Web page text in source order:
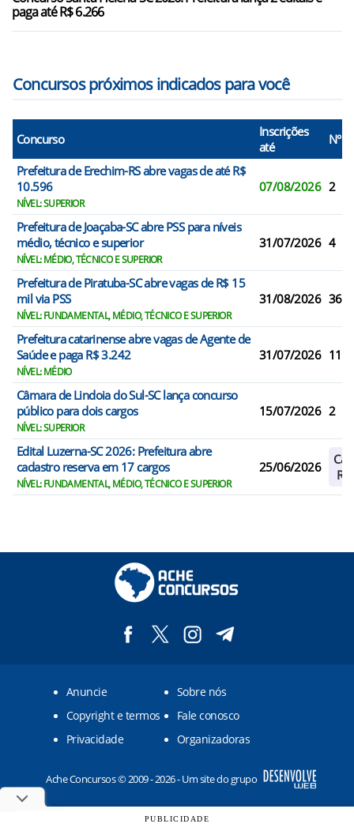
Três Arroios/RS
paga até R$ 6.266
Concursos próximos indicados para você
Concurso
Inscrições
até
N°
Prefeitura de Erechim-RS abre vagas de até R$
10.596
NÍVEL: SUPERIOR
07/08/2026 2
Prefeitura de Joaçaba-SC abre PSS para níveis
médio, técnico e superior
NÍVEL: MÉDIO, TÉCNICO E SUPERIOR
31/07/2026 4
Prefeitura de Piratuba-SC abre vagas de R$ 15
mil via PSS
NÍVEL: FUNDAMENTAL, MÉDIO, TÉCNICO E SUPERIOR
31/08/2026 36
Prefeitura catarinense abre vagas de Agente de
Saúde e paga R$ 3.242
NÍVEL: MÉDIO
31/07/2026 11
Câmara de Lindoia do Sul-SC lança concurso
público para dois cargos
NÍVEL: SUPERIOR
15/07/2026 2
Edital Luzerna-SC 2026: Prefeitura abre
cadastro reserva em 17 cargos
NÍVEL: FUNDAMENTAL, MÉDIO, TÉCNICO E SUPERIOR
25/06/2026
Anuncie
Sobre nós
Copyright e termos
Fale conosco
Privacidade
Organizadoras
Ache Concursos © 2009 - 2026 - Um site do grupo
PUBLICIDADE